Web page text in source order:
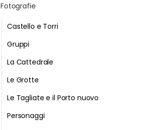
Fotografie
Castello e Torri
Gruppi
La Cattedrale
Le Grotte
Le Tagliate e il Porto nuovo
Personaggi